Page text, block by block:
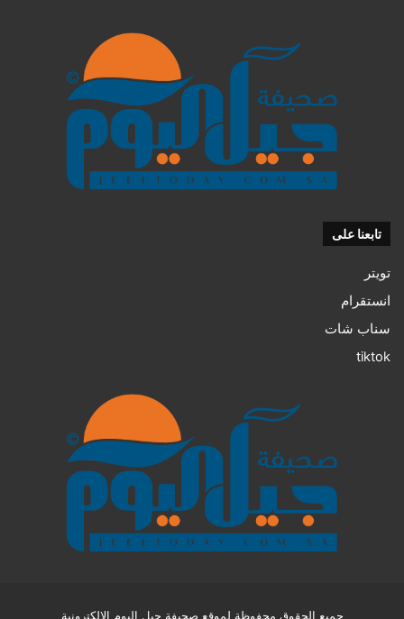
تابعنا على
تويتر
انستقرام
سناب شات
tiktok
جميع الحقوق محفوظة لموقع صحيفة جيل اليوم الإلكترونية